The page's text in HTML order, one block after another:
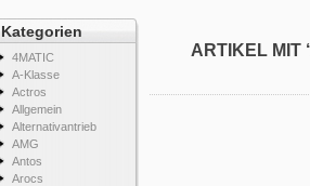
Kategorien
4MATIC
A-Klasse
Actros
Allgemein
Alternativantrieb
AMG
Antos
Arocs
ARTIKEL MIT